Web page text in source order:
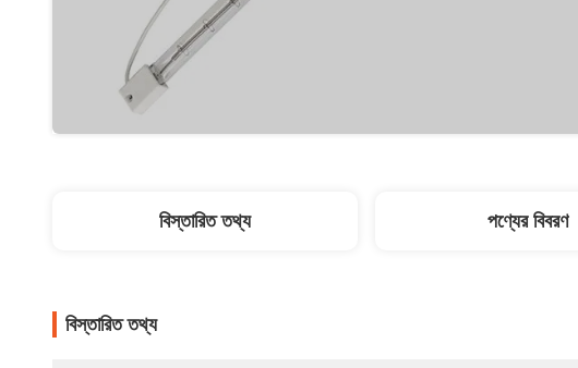
বিস্তারিত তথ্য পণ্যের বিবরণ
বিস্তারিত তথ্য